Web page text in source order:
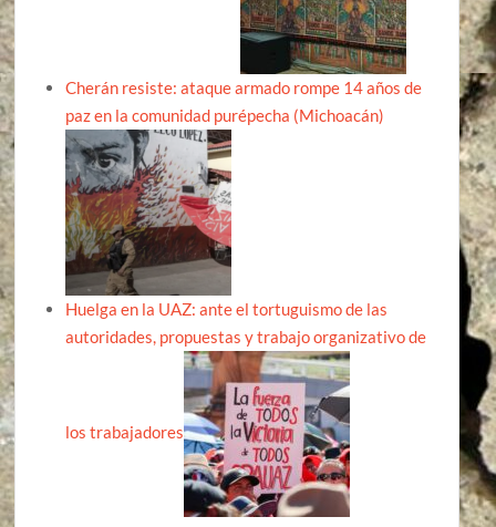
Cherán resiste: ataque armado rompe 14 años de
paz en la comunidad purépecha (Michoacán)
Huelga en la UAZ: ante el tortuguismo de las
autoridades, propuestas y trabajo organizativo de
los trabajadores